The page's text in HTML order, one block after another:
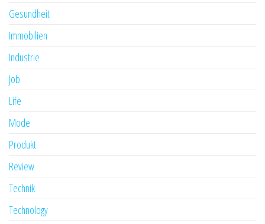
Gesundheit
Immobilien
Industrie
Job
Life
Mode
Produkt
Review
Technik
Technology